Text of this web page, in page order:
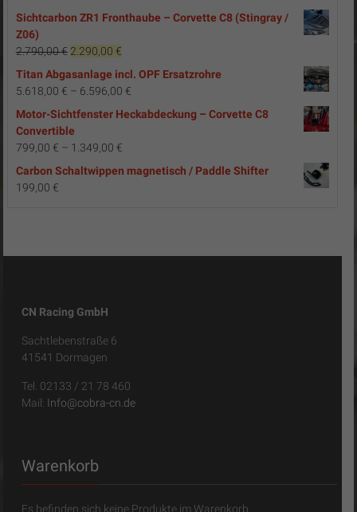
Sichtcarbon ZR1 Fronthaube – Corvette C8 (Stingray /
Z06)
2.790,00€ Ursprünglicher
Preis
2.790,00 €
2.290,00 €Aktueller
Preis
Titan Abgasanlage incl. OPF Ersatzrohre
5.618,00 € – 6.596,00 €
Motor-Sichtfenster Heckabdeckung – Corvette C8
Convertible
799,00 € – 1.349,00 €
Carbon Schaltwippen magnetisch / Paddle Shifter
199,00 €
CN Racing GmbH
Sachtlebenstraße 6
41541 Dormagen
Tel. 02133 / 21 78 460
Mail: Info@cobra-cn.de
Warenkorb
Es befinden sich keine Produkte im Warenkorb.